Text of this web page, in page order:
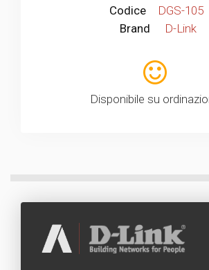
Codice
DGS-105
Brand
D-Link
Disponibile su